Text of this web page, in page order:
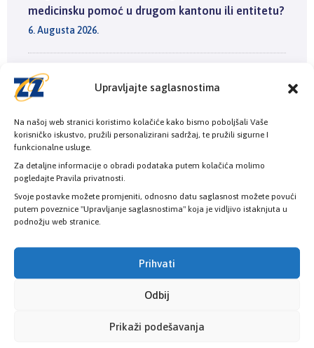
Upravljajte saglasnostima
Na našoj web stranici koristimo kolačiće kako bismo poboljšali Vaše
korisničko iskustvo, pružili personalizirani sadržaj, te pružili sigurne I
funkcionalne usluge.
Za detaljne informacije o obradi podataka putem kolačića molimo
pogledajte Pravila privatnosti.
Svoje postavke možete promjeniti, odnosno datu saglasnost možete povući
putem poveznice "Upravljanje saglasnostima" koja je vidljivo istaknjuta u
podnožju web stranice.
Prihvati
Odbij
Prikaži podešavanja
medicinsku pomoć u drugom kantonu ili entitetu?
6. Augusta 2026.
Ministarstvo zdravstva i Zavod zdravstvenog
osiguranja KS smanjuju liste čekanja: Osigurano
zdravstvenim ustanovama
3. Augusta 2026.
Kosovac: Nova biološka terapija za oboljele od
reumatoidnog artritisa u Kantonu Sarajevo